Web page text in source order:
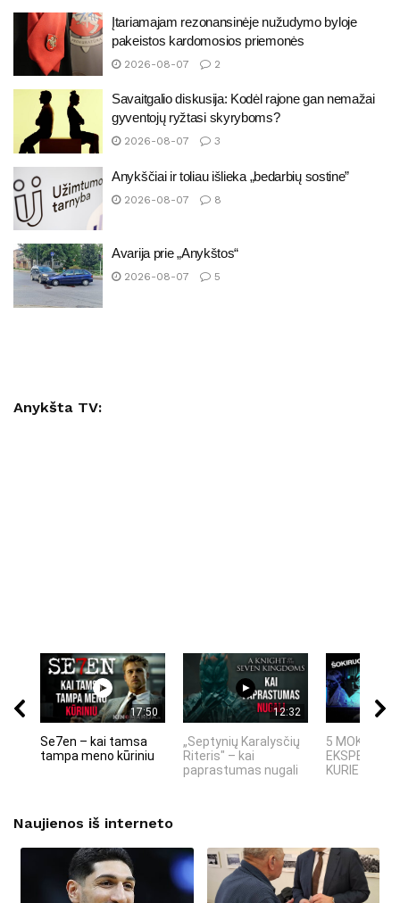
Įtariamajam rezonansinėje nužudymo byloje
pakeistos kardomosios priemonės
2026-08-07 2
Savaitgalio diskusija: Kodėl rajone gan nemažai
gyventojų ryžtasi skyryboms?
2026-08-07 3
Anykščiai ir toliau išlieka „bedarbių sostine”
2026-08-07 8
Avarija prie „Anykštos“
2026-08-07 5
Anykšta TV:
17:50
Se7en – kai tamsa
tampa meno kūriniu
12:32
„Septynių Karalysčių
Riteris" – kai
paprastumas nugali
5 MOKSLINIAI
KURIE
Naujienos iš interneto